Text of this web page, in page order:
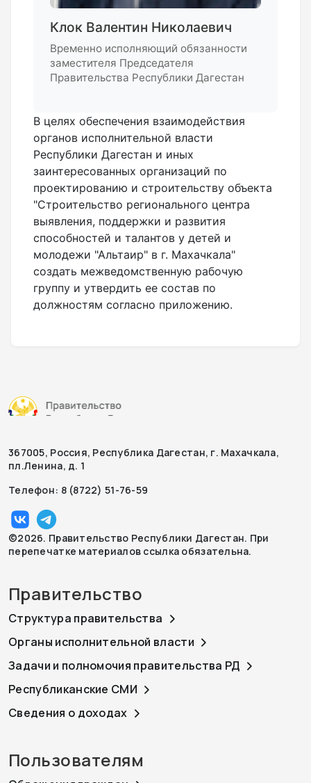
Клок Валентин Николаевич
Временно исполняющий обязанности
заместителя Председателя
Правительства Республики Дагестан
В целях обеспечения взаимодействия
органов исполнительной власти
Республики Дагестан и иных
заинтересованных организаций по
проектированию и строительству объекта
"Строительство регионального центра
выявления, поддержки и развития
способностей и талантов у детей и
молодежи "Альтаир" в г. Махачкала"
создать межведомственную рабочую
группу и утвердить ее состав по
должностям согласно приложению.
367005, Россия, Республика Дагестан, г. Махачкала,
пл.Ленина, д. 1
Телефон: 8 (8722) 51-76-59
©2026. Правительство Республики Дагестан. При
перепечатке материалов ссылка обязательна.
Правительство
Структура правительства
Органы исполнительной власти
Задачи и полномочия правительства РД
Республиканские СМИ
Сведения о доходах
Пользователям